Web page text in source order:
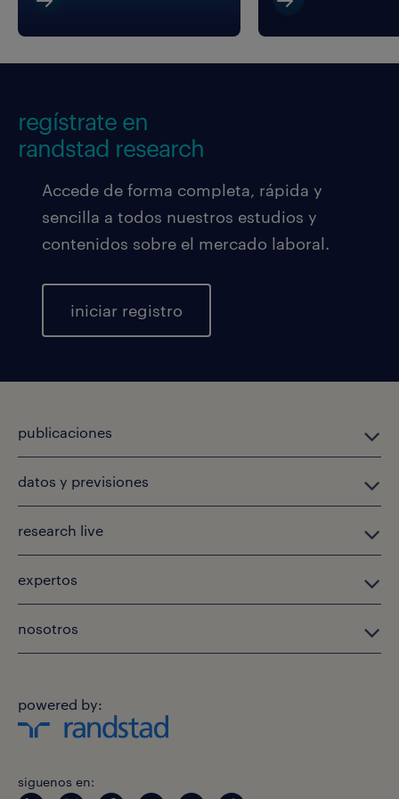
regístrate en
randstad research
Accede de forma completa, rápida y
sencilla a todos nuestros estudios y
contenidos sobre el mercado laboral.
iniciar registro
publicaciones
datos y previsiones
research live
expertos
nosotros
powered by:
siguenos en: